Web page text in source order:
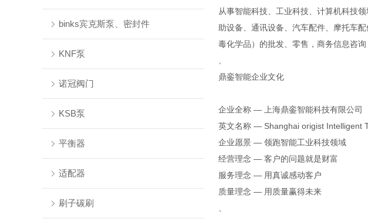
binks宾克斯泵、密封件
KNF泵
诺冠阀门
KSB泵
平衡器
适配器
刷子碳刷
从事智能科技、工业科技、计算机科技
助设备、通讯设备、汽车配件、摩托车
毒化学品）的批发、零售，商务信息咨
鼎銮智能企业文化
企业全称 — 上海鼎銮智能科技有限公司
英文名称 — Shanghai origist Intelligent
企业愿景 — 领跑智能工业科技领域
经营理念 — 客户的问题就是财富
服务理念 — 用真诚感动客户
质量理念 — 用质量赢得未来